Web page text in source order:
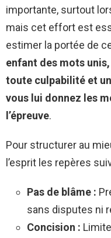
importante, surtout
mais cet effort est
estimer la portée de
enfant des mots
toute culpabilité et
vous lui donnez les
l’épreuve.
Pour structurer au
l’esprit les repères
Pas de blâme :
sans disputes ni
Concision :